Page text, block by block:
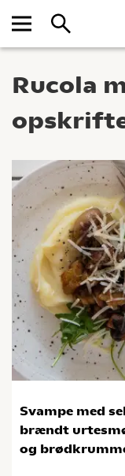
Rucola
Svampe med
brændt
og